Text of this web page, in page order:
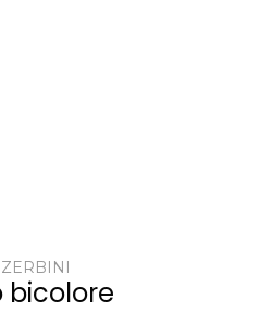
ZERBINI
bicolore